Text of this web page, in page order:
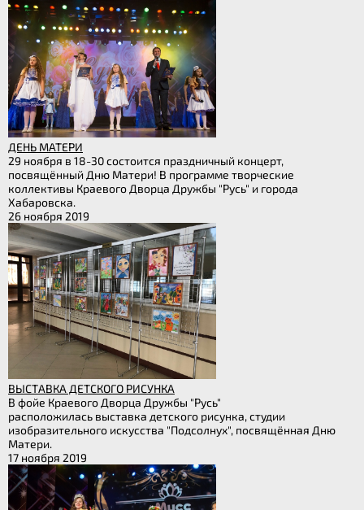
ДЕНЬ МАТЕРИ
29 ноября в 18-30 состоится праздничный концерт,
посвящённый Дню Матери! В программе творческие
коллективы Краевого Дворца Дружбы "Русь" и города
Хабаровска.
26 ноября 2019
ВЫСТАВКА ДЕТСКОГО РИСУНКА
В фойе Краевого Дворца Дружбы "Русь"
расположилась выставка детского рисунка, студии
изобразительного искусства "Подсолнух", посвящённая Дню
Матери.
17 ноября 2019